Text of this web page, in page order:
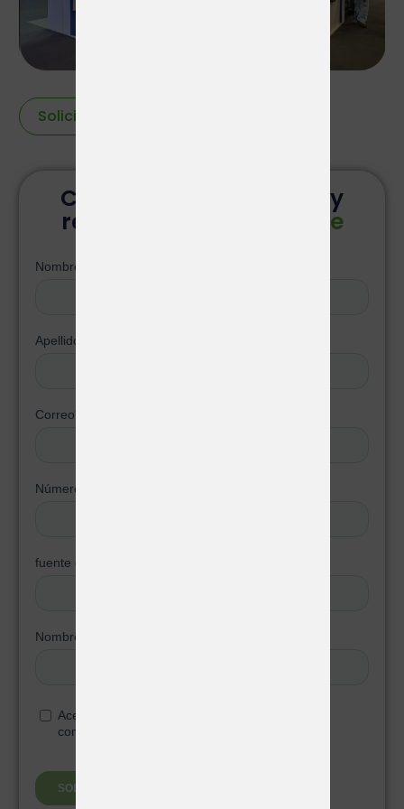
Solicitar stand
Contacta con nosotros y
recibe una propuesta de